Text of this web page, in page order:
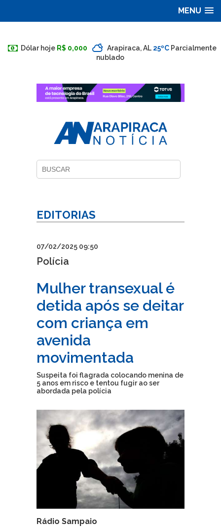
MENU
Dólar hoje R$ 0,000 Arapiraca, AL 25ºC Parcialmente
nublado
EDITORIAS
07/02/2025 09:50
Polícia
Mulher transexual é
detida após se deitar
com criança em
avenida
movimentada
Suspeita foi flagrada colocando menina de
5 anos em risco e tentou fugir ao ser
abordada pela polícia
Rádio Sampaio